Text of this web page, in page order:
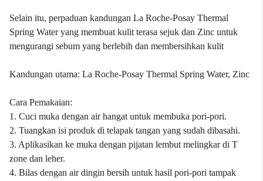
Selain itu, perpaduan kandungan La Roche-Posay Thermal
Spring Water yang membuat kulit terasa sejuk dan Zinc untuk
mengurangi sebum yang berlebih dan membersihkan kulit
Kandungan utama: La Roche-Posay Thermal Spring Water, Zinc
Cara Pemakaian:
1. Cuci muka dengan air hangat untuk membuka pori-pori.
2. Tuangkan isi produk di telapak tangan yang sudah dibasahi.
3. Aplikasikan ke muka dengan pijatan lembut melingkar di T
zone dan leher.
4. Bilas dengan air dingin bersih untuk hasil pori-pori tampak